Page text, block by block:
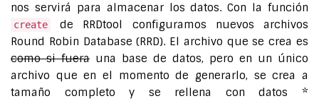
nos servirá para almacenar los datos. Con la función
create
de RRDtool configuramos nuevos archivos
Round Robin Database (RRD). El archivo que se crea es
como si fuera una base de datos, pero en un único
archivo que en el momento de generarlo, se crea a
tamaño completo y se rellena con datos *